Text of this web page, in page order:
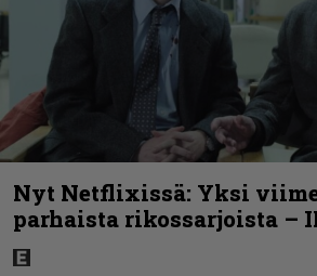
Nyt Netflixissä: Yksi
parhaista rikossarjoista –